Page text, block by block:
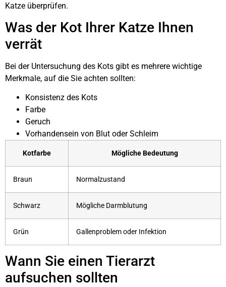
Katze überprüfen.
Was der Kot Ihrer Katze Ihnen
verrät
Bei der Untersuchung des Kots gibt es mehrere wichtige
Merkmale, auf die Sie achten sollten:
Konsistenz des Kots
Farbe
Geruch
Vorhandensein von Blut oder Schleim
Kotfarbe Mögliche Bedeutung
Braun Normalzustand
Schwarz Mögliche Darmblutung
Grün Gallenproblem oder Infektion
Wann Sie einen Tierarzt
aufsuchen sollten